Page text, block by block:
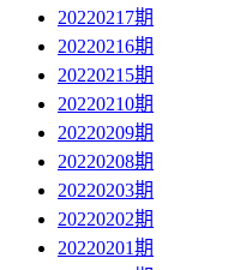
20220217期
20220216期
20220215期
20220210期
20220209期
20220208期
20220203期
20220202期
20220201期